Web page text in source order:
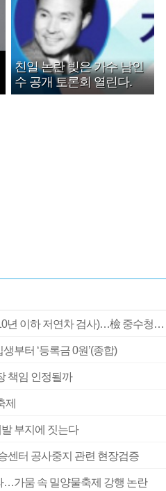
친일 논란 빚은 가수 남인
수 공개 토론회 열린다.
검사 신분 버리고 직급하향(10년 이하 저연차 검사)…檢 중수청행 기피
부터 ‘등록금 0원’(종합)
책임 인정될까
제
부지에 짓는다
센터 공사중지 관련 현장검증
…가뭄 속 밀양물축제 강행 논란